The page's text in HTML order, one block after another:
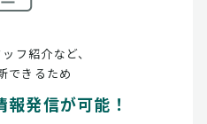
フ紹介など、
できるため
発信が可能！